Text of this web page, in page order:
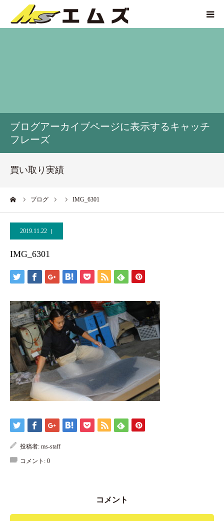
ブログアーカイブページに表示するキャッチ
フレーズ
買い取り実績
ブログ IMG_6301
2019.11.22
IMG_6301
投稿者: ms-staff
コメント: 0
コメント
サービス紹介
お問い合わせ